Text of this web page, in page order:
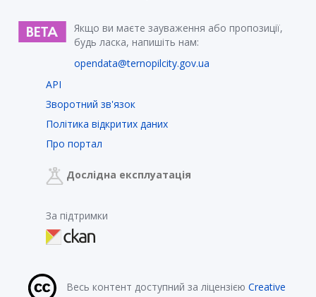
Якщо ви маєте зауваження або пропозиції,
будь ласка, напишіть нам:
opendata@ternopilcity.gov.ua
API
Зворотний зв'язок
Політика відкритих даних
Про портал
Дослідна експлуатація
За підтримки
Весь контент доступний за ліцензією Creative